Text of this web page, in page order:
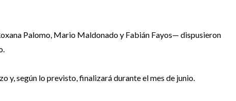
Palomo, Mario Maldonado y Fabián Fayos— dispusieron
y, según lo previsto, finalizará durante el mes de junio.